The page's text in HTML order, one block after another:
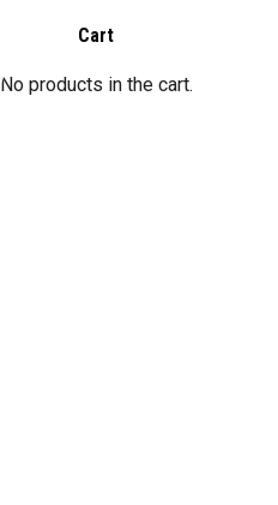
Cart
No products in the cart.